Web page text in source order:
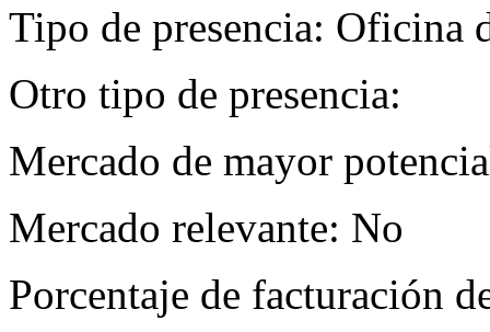
Tipo de presencia: Oficina
Otro tipo de presencia:
Mercado de mayor
Mercado relevante: No
Porcentaje de facturación